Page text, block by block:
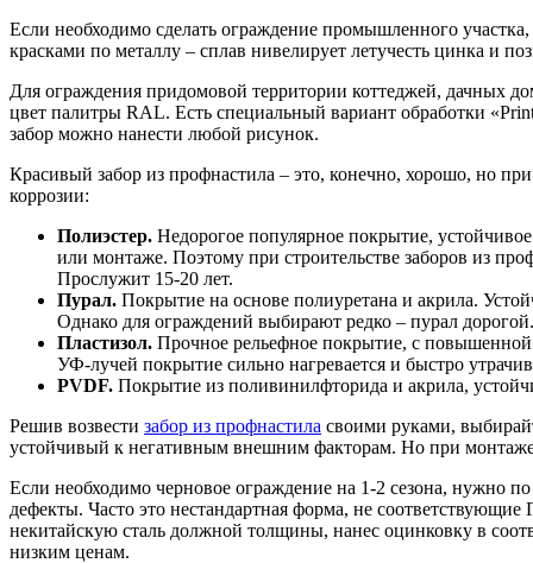
Если необходимо сделать ограждение промышленного
красками по металлу – сплав нивелирует летучесть цинка и
Для ограждения придомовой территории коттеджей, дачных
цвет палитры RAL. Есть специальный вариант обработки
забор можно нанести любой рисунок.
Красивый забор из профнастила – это, конечно, хорошо, но
коррозии:
Полиэстер. Недорогое популярное покрытие,
или монтаже. Поэтому при строительстве заборов из
Прослужит 15-20 лет.
Пурал. Покрытие на основе полиуретана и акрила.
Однако для ограждений выбирают редко – пурал дорогой.
Пластизол. Прочное рельефное покрытие, с
УФ-лучей покрытие сильно нагревается и быстро
PVDF. Покрытие из поливинилфторида и акрила,
Решив возвести забор из профнастила своими руками,
устойчивый к негативным внешним факторам. Но при
Если необходимо черновое ограждение на 1-2 сезона, нужно
дефекты. Часто это нестандартная форма, не
некитайскую сталь должной толщины, нанес оцинковку в
низким ценам.